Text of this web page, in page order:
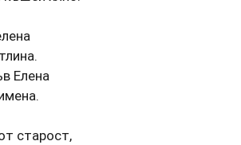
Елена
старост,